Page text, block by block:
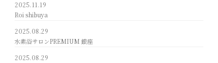
2025.11.19
Roi shibuya
2025.08.29
水素浴サロンPREMIUM 銀座
2025.08.29